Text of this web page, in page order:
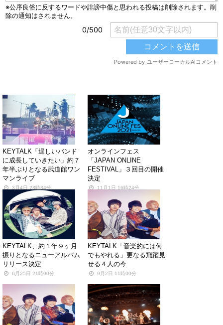
KEYTALK「逞しいバンド
に成長していきたい」約７
年半ぶりとなる武道館ワン
マンライブ
3月4日 23時34分
オンラインフェス
「JAPAN ONLINE
FESTIVAL」３回目の開催
決定
11月1日 16時24分
KEYTALK、約１年９ヶ月
振りとなるニューアルバム
リリース決定
6月25日 21時00分
KEYTALK「音楽的には何
でもやれる」更なる飛躍見
せる４人の今
9月2日 11時00分